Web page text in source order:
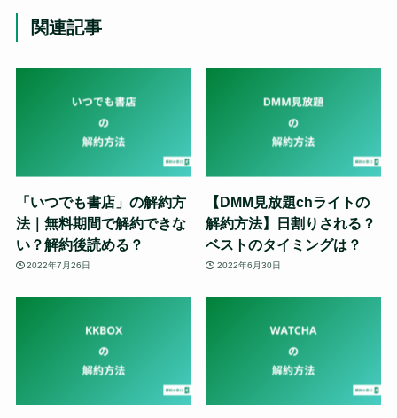
関連記事
「いつでも書店」の解約方
法｜無料期間で解約できな
い？解約後読める？
2022年7月26日
【DMM見放題chライトの
解約方法】日割りされる？
ベストのタイミングは？
2022年6月30日